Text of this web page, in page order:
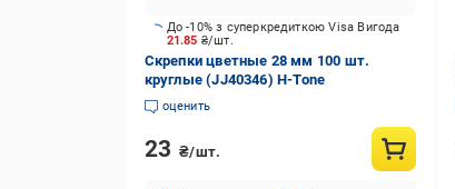
21.85 ₴/шт.
До -10% з суперкредиткою Visa Вигода
Скрепки цветные 28 мм 100 шт.
круглые (JJ40346) H-Tone
оценить
23 ₴/шт.